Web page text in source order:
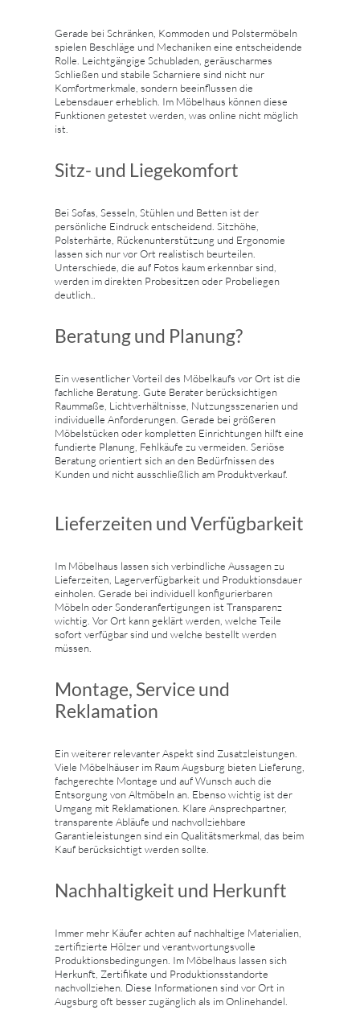
Gerade bei Schränken, Kommoden und Polstermöbeln
spielen Beschläge und Mechaniken eine entscheidende
Rolle. Leichtgängige Schubladen, geräuscharmes
Schließen und stabile Scharniere sind nicht nur
Komfortmerkmale, sondern beeinflussen die
Lebensdauer erheblich. Im Möbelhaus können diese
Funktionen getestet werden, was online nicht möglich
ist.
Sitz- und Liegekomfort
Bei Sofas, Sesseln, Stühlen und Betten ist der
persönliche Eindruck entscheidend. Sitzhöhe,
Polsterhärte, Rückenunterstützung und Ergonomie
lassen sich nur vor Ort realistisch beurteilen.
Unterschiede, die auf Fotos kaum erkennbar sind,
werden im direkten Probesitzen oder Probeliegen
deutlich..
Beratung und Planung?
Ein wesentlicher Vorteil des Möbelkaufs vor Ort ist die
fachliche Beratung. Gute Berater berücksichtigen
Raummaße, Lichtverhältnisse, Nutzungsszenarien und
individuelle Anforderungen. Gerade bei größeren
Möbelstücken oder kompletten Einrichtungen hilft eine
fundierte Planung, Fehlkäufe zu vermeiden. Seriöse
Beratung orientiert sich an den Bedürfnissen des
Kunden und nicht ausschließlich am Produktverkauf.
Lieferzeiten und Verfügbarkeit
Im Möbelhaus lassen sich verbindliche Aussagen zu
Lieferzeiten, Lagerverfügbarkeit und Produktionsdauer
einholen. Gerade bei individuell konfigurierbaren
Möbeln oder Sonderanfertigungen ist Transparenz
wichtig. Vor Ort kann geklärt werden, welche Teile
sofort verfügbar sind und welche bestellt werden
müssen.
Montage, Service und
Reklamation
Ein weiterer relevanter Aspekt sind Zusatzleistungen.
Viele Möbelhäuser im Raum Augsburg bieten Lieferung,
fachgerechte Montage und auf Wunsch auch die
Entsorgung von Altmöbeln an. Ebenso wichtig ist der
Umgang mit Reklamationen. Klare Ansprechpartner,
transparente Abläufe und nachvollziehbare
Garantieleistungen sind ein Qualitätsmerkmal, das beim
Kauf berücksichtigt werden sollte.
Nachhaltigkeit und Herkunft
Immer mehr Käufer achten auf nachhaltige Materialien,
zertifizierte Hölzer und verantwortungsvolle
Produktionsbedingungen. Im Möbelhaus lassen sich
Herkunft, Zertifikate und Produktionsstandorte
nachvollziehen. Diese Informationen sind vor Ort in
Augsburg oft besser zugänglich als im Onlinehandel.